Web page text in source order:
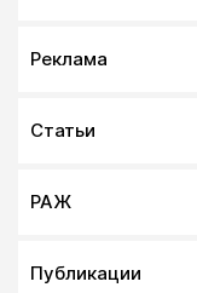
Реклама
Статьи
РАЖ
Публикации